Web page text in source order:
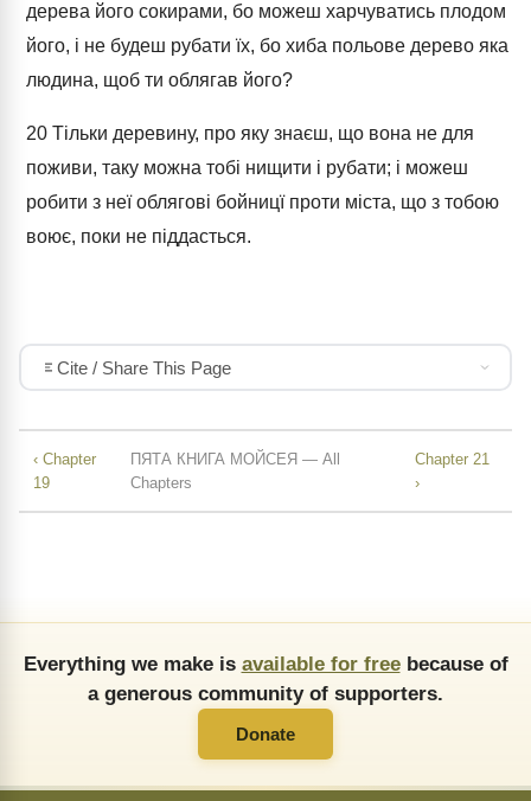
дерева його сокирами, бо можеш харчуватись плодом
його, і не будеш рубати їх, бо хиба польове дерево яка
людина, щоб ти облягав його?
20 Тільки деревину, про яку знаєш, що вона не для
поживи, таку можна тобі нищити і рубати; і можеш
робити з неї облягові бойницї проти міста, що з тобою
воює, поки не піддасться.
Cite / Share This Page
‹ Chapter
19
ПЯТА КНИГА МОЙСЕЯ — All
Chapters
Chapter 21
›
Everything we make is available for freebecause of
a generous community of supporters.
Donate